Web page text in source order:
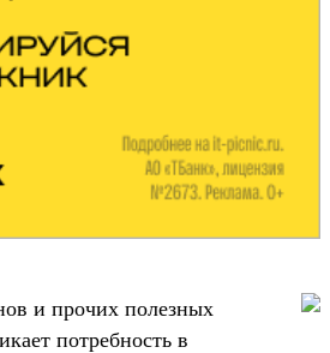
и прочих полезных
потребность в